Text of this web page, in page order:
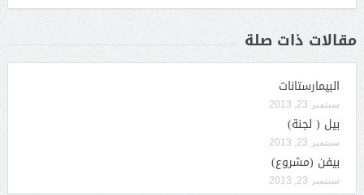
مقالات ذات صلة
البيمارستانات
سبتمبر 23, 2013
بيل ( لجنة)
سبتمبر 23, 2013
بيفن (مشروع)
سبتمبر 23, 2013